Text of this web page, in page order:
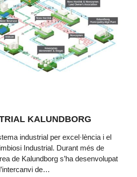
KALUNDBORG
industrial per excel·lència i el
Industrial. Durant més de
de Kalundborg s’ha desenvolupat
de…